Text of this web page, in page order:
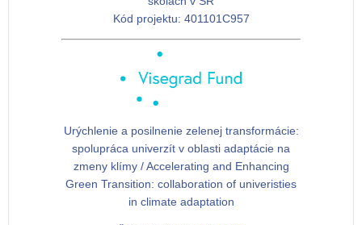
Kód projektu: 401101C957
Urýchlenie a posilnenie zelenej transformácie:
spolupráca univerzít v oblasti adaptácie na
zmeny klímy / Accelerating and Enhancing
Green Transition: collaboration of univeristies
in climate adaptation